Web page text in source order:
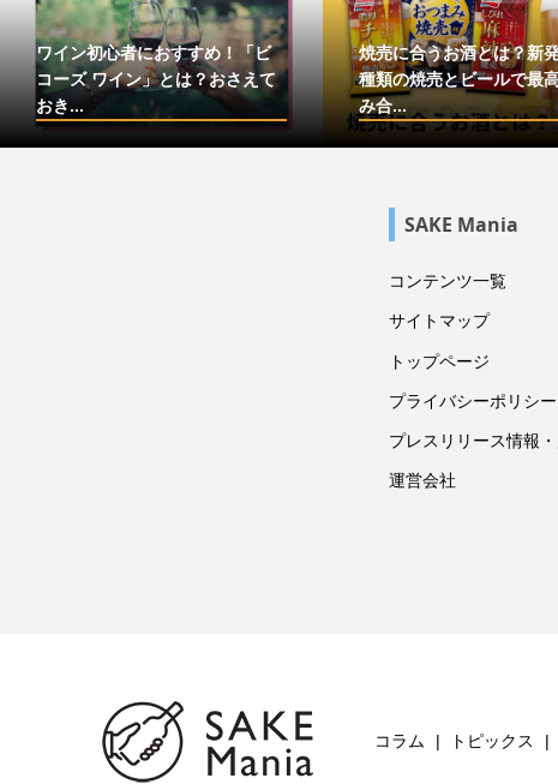
ワイン初心者におすすめ！「ビ
コーズ ワイン」とは？おさえて
おき...
焼売に合うお酒とは？新
種類の焼売とビールで最
み合...
SAKE Mania
コンテンツ一覧
サイトマップ
トップページ
プライバシーポリシー
プレスリリース情報
運営会社
コラム トピックス